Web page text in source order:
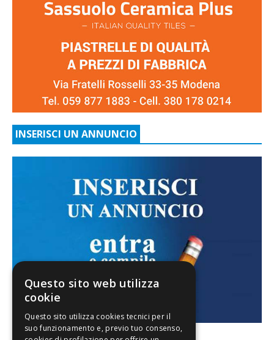
INSERISCI UN ANNUNCIO
Questo sito web utilizza
cookie